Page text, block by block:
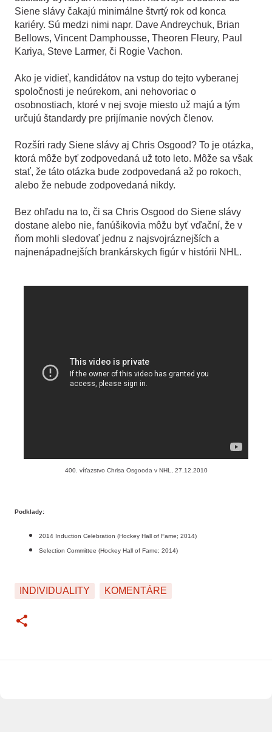
Siene slávy čakajú minimálne štvrtý rok od konca
kariéry. Sú medzi nimi napr. Dave Andreychuk, Brian
Bellows, Vincent Damphousse, Theoren Fleury, Paul
Kariya, Steve Larmer, či Rogie Vachon.
Ako je vidieť, kandidátov na vstup do tejto vyberanej
spoločnosti je neúrekom, ani nehovoriac o
osobnostiach, ktoré v nej svoje miesto už majú a tým
určujú štandardy pre prijímanie nových členov.
Rozšíri rady Siene slávy aj Chris Osgood? To je otázka,
ktorá môže byť zodpovedaná už toto leto. Môže sa však
stať, že táto otázka bude zodpovedaná až po rokoch,
alebo že nebude zodpovedaná nikdy.
Bez ohľadu na to, či sa Chris Osgood do Siene slávy
dostane alebo nie, fanúšikovia môžu byť vďační, že v
ňom mohli sledovať jednu z najsvojráznejších a
najnenápadnejších brankárskych figúr v histórii NHL.
400. víťazstvo Chrisa Osgooda v NHL, 27.12.2010
Podklady:
2014 Induction Celebration (Hockey Hall of Fame; 2014)
Selection Committee (Hockey Hall of Fame; 2014)
INDIVIDUALITY KOMENTÁRE